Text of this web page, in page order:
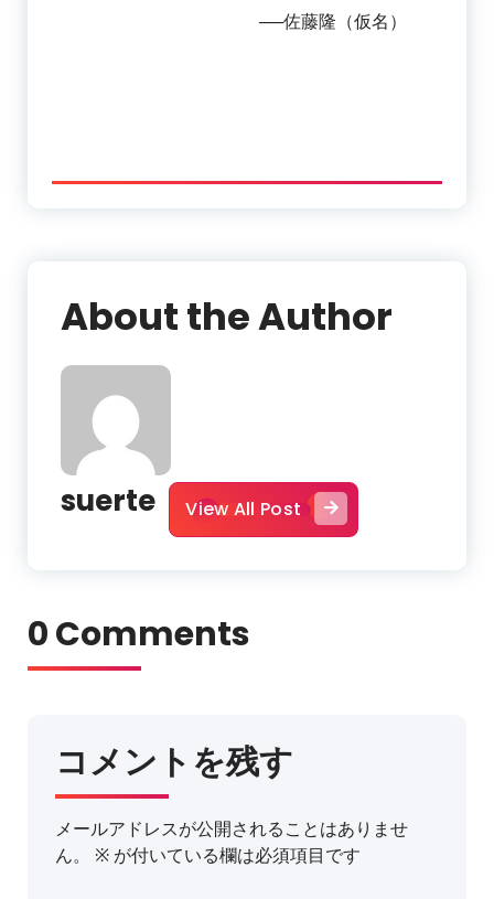
──佐藤隆（仮名）
About the Author
suerte View All Post
0 Comments
コメントを残す
メールアドレスが公開されることはありませ
ん。
※が付いている欄は必須項目です